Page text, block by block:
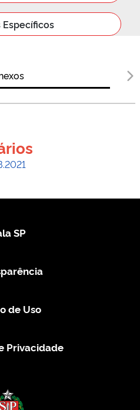
Específicos
SP
de Uso
Privacidade